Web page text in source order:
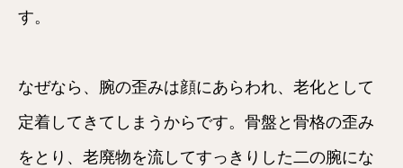
す。
なぜなら、腕の歪みは顔にあらわれ、老化として
定着してきてしまうからです。骨盤と骨格の歪み
をとり、老廃物を流してすっきりした二の腕にな